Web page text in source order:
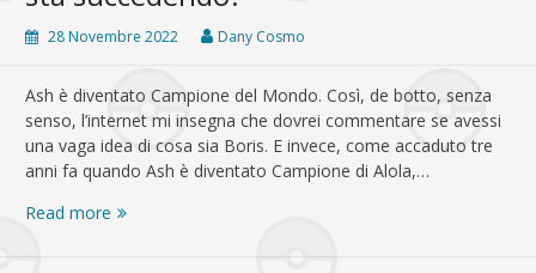
28 Novembre 2022 Dany Cosmo
Ash è diventato Campione del Mondo. Così, de botto, senza
senso, l’internet mi insegna che dovrei commentare se avessi
una vaga idea di cosa sia Boris. E invece, come accaduto tre
anni fa quando Ash è diventato Campione di Alola,…
Read more Ash